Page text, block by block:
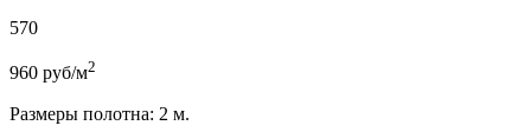
570
960 руб/м2
Размеры полотна: 2 м.